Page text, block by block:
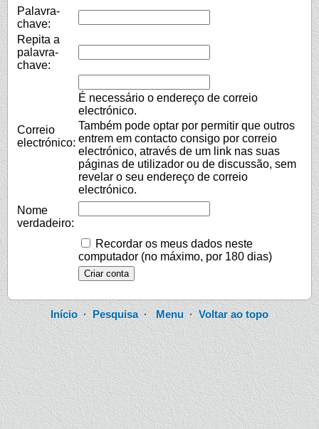
Palavra-
chave:
Repita a
palavra-
chave:
Correio
electrónico:
É necessário o endereço de correio
electrónico.
Também pode optar por permitir que outros
entrem em contacto consigo por correio
electrónico, através de um link nas suas
páginas de utilizador ou de discussão, sem
revelar o seu endereço de correio
electrónico.
Nome
verdadeiro:
Recordar os meus dados neste
computador (no máximo, por 180 dias)
Início·Pesquisa·Menu·Voltar ao topo